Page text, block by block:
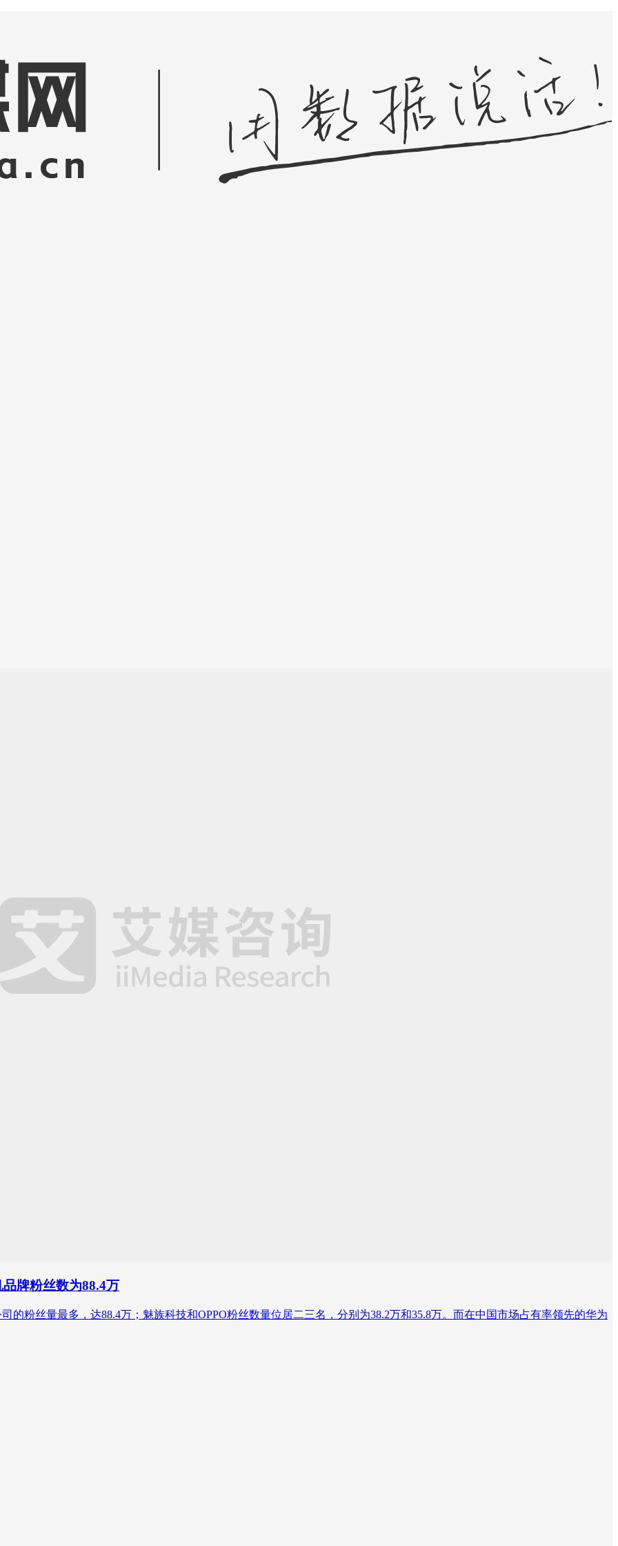
牌粉丝数为88.4万
的粉丝量最多，达88.4万；魅族科技和OPPO粉丝数量位居二三名，分别为38.2万和35.8万。而在中国市场占有率领先的华为